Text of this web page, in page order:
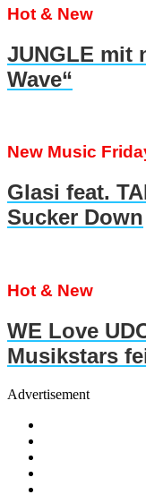
Hot & New
JUNGLE mit
Wave“
New Music
Glasi feat.
Sucker Down
Hot & New
WE Love
Musikstars
Advertisement